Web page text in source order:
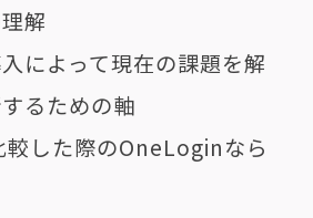
解
によって現在の課題を解
るための軸
較した際のOneLoginなら